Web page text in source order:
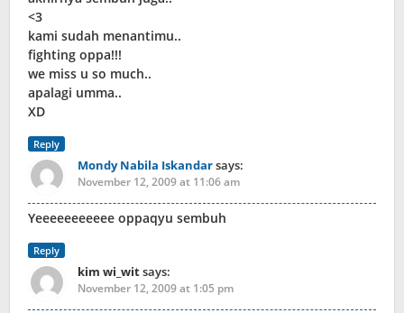
<3
kami sudah menantimu..
fighting oppa!!!
we miss u so much..
apalagi umma..
XD
Reply
Mondy Nabila Iskandarsays:
November 12, 2009 at 11:06 am
Yeeeeeeeeeee oppaqyu sembuh
Reply
kim wi_witsays:
November 12, 2009 at 1:05 pm